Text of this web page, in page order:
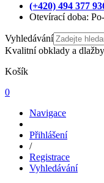
(+420) 494 377
Otevírací doba:
Vyhledávání
Kvalitní obklady a dlažby
Košík
0
Navigace
Přihlášení
/
Registrace
Vyhledávání